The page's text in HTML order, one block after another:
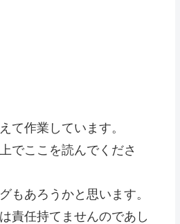
て作業しています。
でここを読んでくださ
もあろうかと思います。
責任持てませんのであし